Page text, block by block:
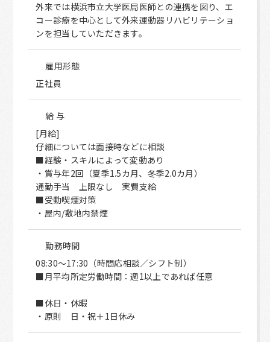
外来では横浜市立大学医局医師との連携を図り、エ
コー診療を中心として外来運動器リハビリテーショ
ンを担当していただきます。
雇用形態
正社員
給 与
[月給]
仔細については面接時などに相談
■経験・スキルによって変動あり
・賞与年2回（夏季1.5カ月、冬季2.0カ月）
通勤手当 上限なし 実費支給
■受動喫煙対策
・屋内/敷地内禁煙
勤務時間
08:30～17:30（時間応相談／シフト制）
■月平均所定労働時間：週1以上であれば任意
■休日・休暇
・原則 日・祝＋1日休み